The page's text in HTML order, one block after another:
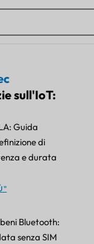
sull'IoT:
Guida
di
e durata
"
Bluetooth:
senza SIM